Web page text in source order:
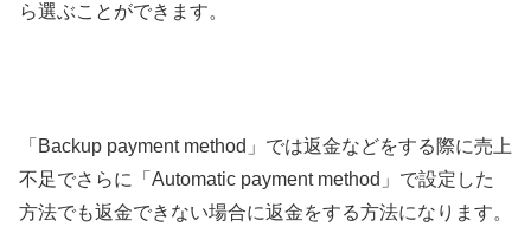
ら選ぶことができます。
「Backup payment method 」では返金などをする際に売上
不足でさらに「Automatic payment method」で設定した
方法でも返金できない場合に返金をする方法になります。